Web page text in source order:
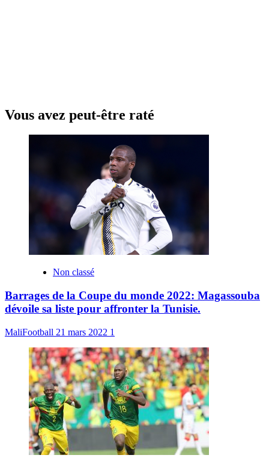
Vous avez peut-être raté
Non classé
Barrages de la Coupe du monde 2022: Magassouba
dévoile sa liste pour affronter la Tunisie.
MaliFootball 21 mars 2022 1